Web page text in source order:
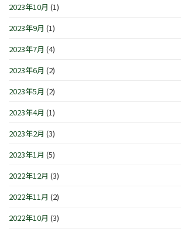
2023年10月 (1)
2023年9月 (1)
2023年7月 (4)
2023年6月 (2)
2023年5月 (2)
2023年4月 (1)
2023年2月 (3)
2023年1月 (5)
2022年12月 (3)
2022年11月 (2)
2022年10月 (3)